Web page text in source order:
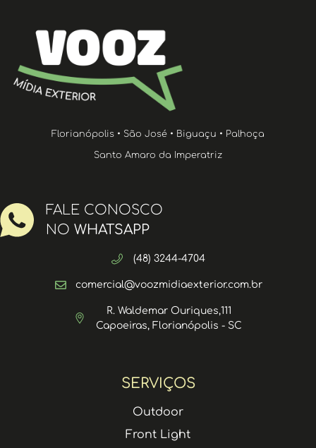
SERVIÇOS
Outdoor
Front Light
Florianópolis • São José • Biguaçu • Palhoça
Santo Amaro da Imperatriz
FALE CONOSCO
NO WHATSAPP
(48) 3244-4704
comercial@voozmidiaexterior.com.br
R. Waldemar Ouriques,111
Capoeiras, Florianópolis - SC